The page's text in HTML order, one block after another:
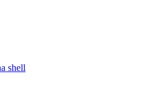
shell